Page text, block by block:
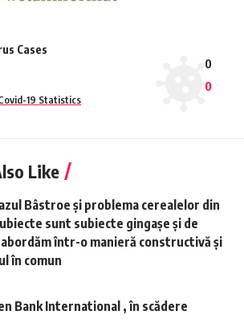
Cases
0
0
19 Statistics
Like
Bâstroe şi problema cerealelor din
sunt subiecte gingaşe şi de
abordăm într-o manieră constructivă şi
în comun
Bank International , în scădere